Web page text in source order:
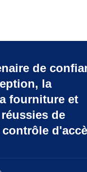
de
la
fourniture et
de